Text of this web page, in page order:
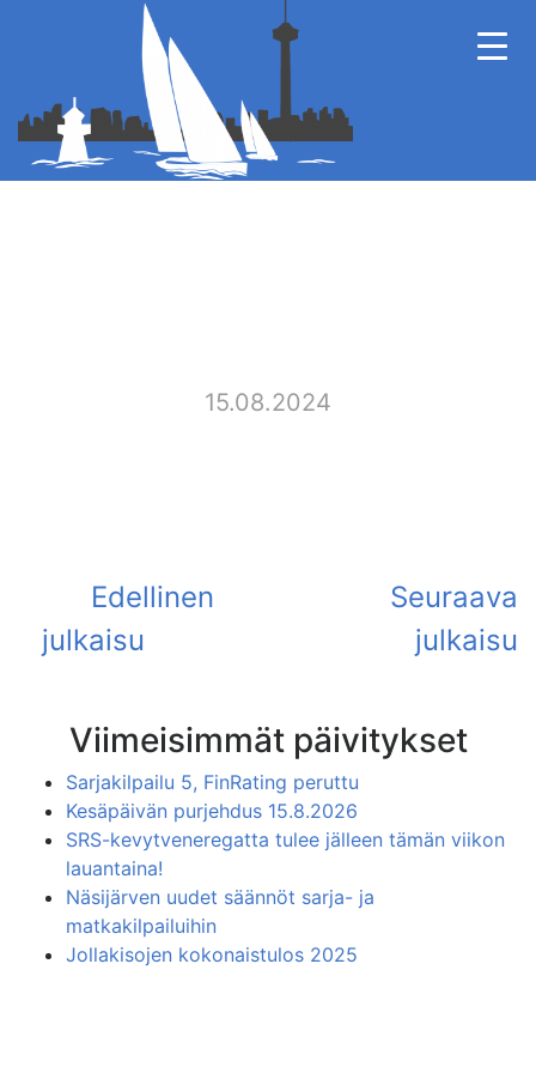
15.08.2024
Viimeisimmät päivitykset
Sarjakilpailu 5, FinRating peruttu
Kesäpäivän purjehdus 15.8.2026
SRS-kevytveneregatta tulee jälleen tämän viikon
lauantaina!
Näsijärven uudet säännöt sarja- ja
matkakilpailuihin
Jollakisojen kokonaistulos 2025